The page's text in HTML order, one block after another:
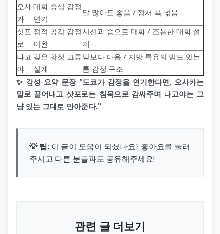
오사
카
대화 중심 감정
연기
말 많아도 좋음 / 정서 폭 넓음
삿포
로
정적 공감 감정
이완
시선과 숨으로 대화 / 조용한 대화 설
계
나고
야
깊은 감정 교류
설계
말보다 마음 / 지방 특유의 밀도 있는
룸 감정 구조
✨ 감성 요약 문장 "도쿄가 감정을 연기한다면, 오사카는
말로 끌어내고 삿포로는 침묵으로 감싸주며 나고야는 그
냥 있는 그대로 안아준다."
💡 팁: 이 글이 도움이 되셨나요? 좋아요를 눌러
주시고 다른 분들과도 공유해주세요!
관련 글 더보기